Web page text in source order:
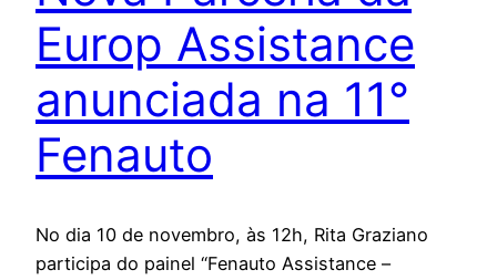
Europ Assistance
anunciada na 11°
Fenauto
No dia 10 de novembro, às 12h, Rita Graziano
participa do painel “Fenauto Assistance –